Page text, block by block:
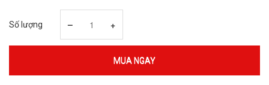
Số lượng – +
MUA NGAY